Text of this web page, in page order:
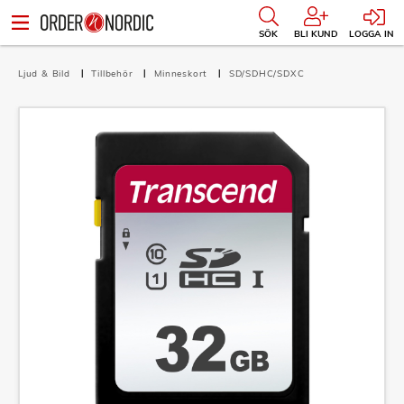
SÖK BLI KUND LOGGA IN
Ljud & Bild Tillbehör Minneskort SD/SDHC/SDXC